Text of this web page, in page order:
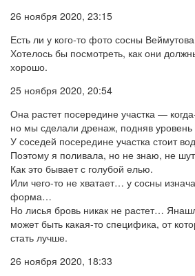
26 ноября 2020, 23:15
Есть ли у кого-то фото сосны
Хотелось бы посмотреть, как они
хорошо.
25 ноября 2020, 20:54
Она растет посередине участка —
но мы сделали дренаж, подняв
У соседей посередине участка стоит
Поэтому я поливала, но не знаю, не
Как это бывает с голубой елью.
Или чего-то не хватает… у сосны
форма…
Но лисья бровь никак не растет…
может быть какая-то специфика, от
стать лучше.
26 ноября 2020, 18:33